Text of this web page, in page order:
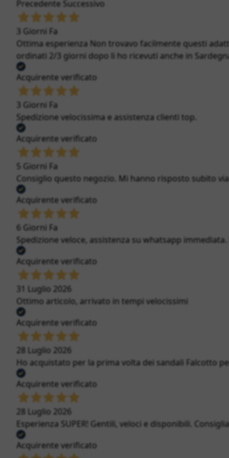
Precedente Successivo
3 Giorni Fa
Ottima esperienza Non trovavo facilmente questi
ordinati 2/3 giorni dopo li ho ricevuti anche in
Acquirente verificato
3 Giorni Fa
Spedizione velocissima e assistenza clienti top.
Acquirente verificato
5 Giorni Fa
Consiglio questo negozio. Mi hanno risposto subito
Acquirente verificato
6 Giorni Fa
Spedizione veloce, assistenza su whatsapp
Acquirente verificato
31 Luglio 2026
Ottimo articolo, arrivato in tempi velocissimi
Acquirente verificato
28 Luglio 2026
Ho acquistato per la prima volta dei sandali Falcotto
Acquirente verificato
28 Luglio 2026
Esperienza SUPER! Gentili, veloci e disponibili.
Acquirente verificato